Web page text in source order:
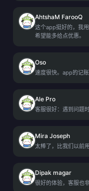
AhtshaM FarooQ
这个app挺好的，我
希望能多给点优惠。
Oso
速度很快。app的记
Ale Pro
客服很好：遇到问题
Mira Joseph
太棒了，比我们以前
Dipak magar
很好的体验，客服也非